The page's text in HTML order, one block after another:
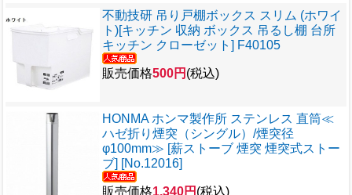
不動技研 吊り戸棚ボックス スリム (ホワイ
ト)[キッチン 収納 ボックス 吊るし棚 台所
キッチン クローゼット] F40105
販売価格500円 (税込)
HONMA ホンマ製作所 ステンレス 直筒≪
ハゼ折り煙突（シングル）/煙突径
φ100mm≫ [薪ストーブ 煙突 煙突式ストー
ブ] [No.12016]
販売価格1,340円 (税込)